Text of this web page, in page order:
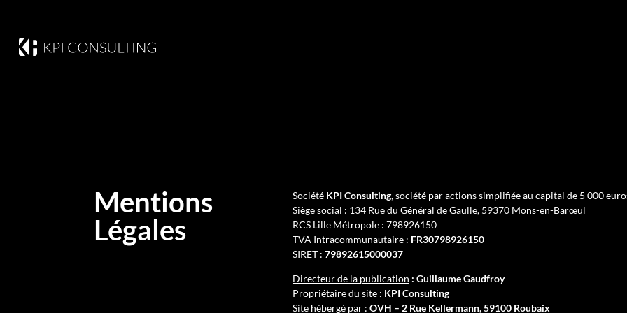
Mentions
Légales
Société KPI Consulting, société par actions simplifiée au capital de 5 000
Siège social : 134 Rue du Général de Gaulle, 59370 Mons-en-Barœul
RCS Lille Métropole : 798926150
TVA Intracommunautaire : FR30798926150
SIRET : 79892615000037
Directeur de la publication : Guillaume Gaudfroy
Propriétaire du site : KPI Consulting
Site hébergé par : OVH – 2 Rue Kellermann, 59100 Roubaix